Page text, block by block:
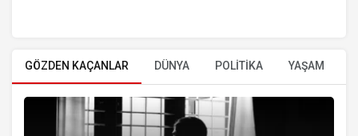
GÖZDEN KAÇANLAR DÜNYA POLİTİKA YAŞAM